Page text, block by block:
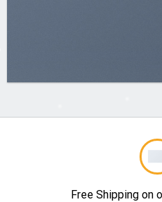
Free Shipping on